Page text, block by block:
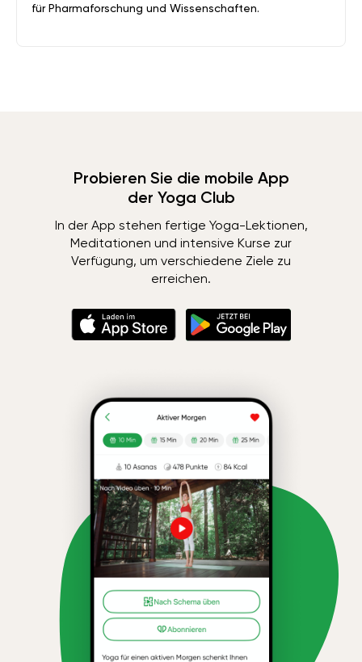
für Pharmaforschung und Wissenschaften.
Probieren Sie die mobile App
der Yoga Club
In der App stehen fertige Yoga-Lektionen,
Meditationen und intensive Kurse zur
Verfügung, um verschiedene Ziele zu
erreichen.